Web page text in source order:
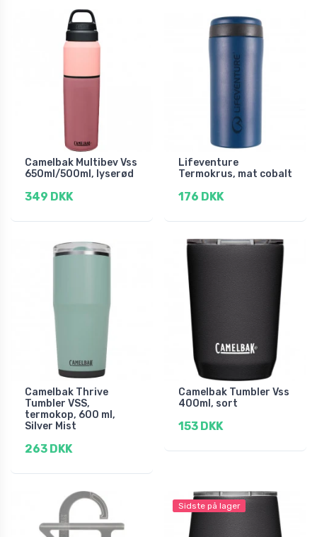
Camelbak Multibev Vss
650ml/500ml, lyserød
349 DKK
Lifeventure
Termokrus, mat cobalt
176 DKK
Camelbak Thrive
Tumbler VSS,
termokop, 600 ml,
Silver Mist
263 DKK
Camelbak Tumbler Vss
400ml, sort
153 DKK
Sidste på lager